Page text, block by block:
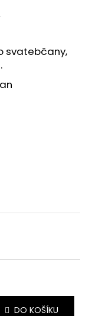
svatebčany,
DO KOŠÍKU